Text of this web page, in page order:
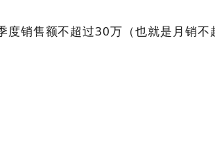
度销售额不超过30万（也就是月销不